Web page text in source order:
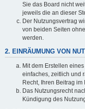
Sie das Board nicht
jeweils die an dieser
Der Nutzungsvertrag
von beiden Seiten
werden.
2. EINRÄUMUNG VON
Mit dem Erstellen
einfaches, zeitlich und
Recht, Ihren Beitrag
Das Nutzungsrecht
Kündigung des